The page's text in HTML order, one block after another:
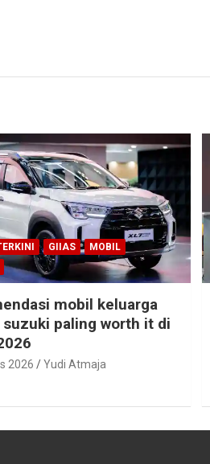
GIIAS
MOBIL
mobil keluarga
paling worth it di
2026 Yudi Atmaja